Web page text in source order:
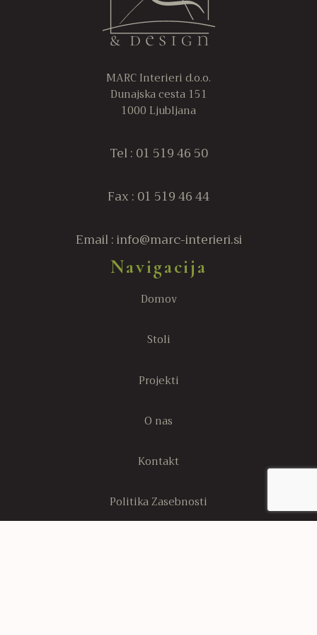
MARC Interieri d.o.o.
Dunajska cesta 151
1000 Ljubljana
Tel : 01 519 46 50
Fax : 01 519 46 44
Email : info@marc-interieri.si
Navigacija
Domov
Stoli
Projekti
O nas
Kontakt
Politika Zasebnosti